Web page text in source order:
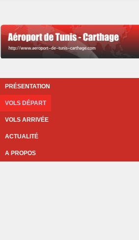
PRÉSENTATION
VOLS DÉPART
VOLS ARRIVÉE
ACTUALITÉ
A PROPOS